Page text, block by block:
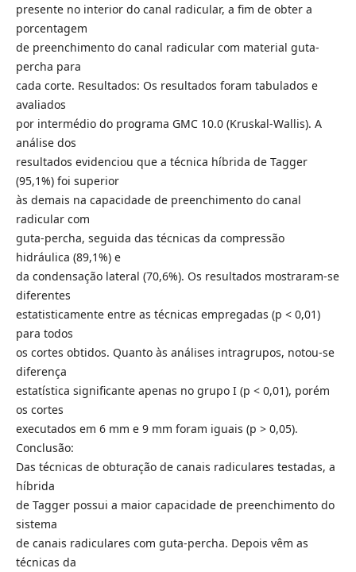
presente no interior do canal radicular, a fim de obter a
porcentagem
de preenchimento do canal radicular com material guta-
percha para
cada corte. Resultados: Os resultados foram tabulados e
avaliados
por intermédio do programa GMC 10.0 (Kruskal-Wallis). A
análise dos
resultados evidenciou que a técnica híbrida de Tagger
(95,1%) foi superior
às demais na capacidade de preenchimento do canal
radicular com
guta-percha, seguida das técnicas da compressão
hidráulica (89,1%) e
da condensação lateral (70,6%). Os resultados mostraram-se
diferentes
estatisticamente entre as técnicas empregadas (p < 0,01)
para todos
os cortes obtidos. Quanto às análises intragrupos, notou-se
diferença
estatística significante apenas no grupo I (p < 0,01), porém
os cortes
executados em 6 mm e 9 mm foram iguais (p > 0,05).
Conclusão:
Das técnicas de obturação de canais radiculares testadas, a
híbrida
de Tagger possui a maior capacidade de preenchimento do
sistema
de canais radiculares com guta-percha. Depois vêm as
técnicas da